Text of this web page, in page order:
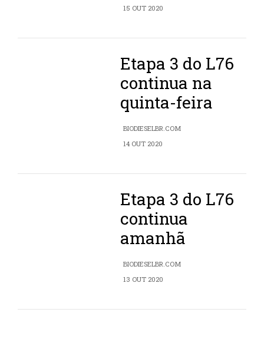
15 OUT 2020
Etapa 3 do L76
continua na
quinta-feira
BIODIESELBR.COM
14 OUT 2020
Etapa 3 do L76
continua
amanhã
BIODIESELBR.COM
13 OUT 2020